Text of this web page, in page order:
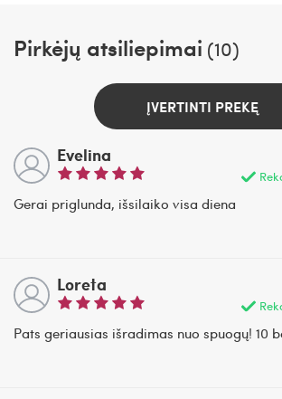
Pirkėjų atsiliepimai (10)
ĮVERTINTI PREKĘ
Evelina
Gerai priglunda, išsilaiko visa diena
Loreta
Pats geriausias išradimas nuo spuogų! 10